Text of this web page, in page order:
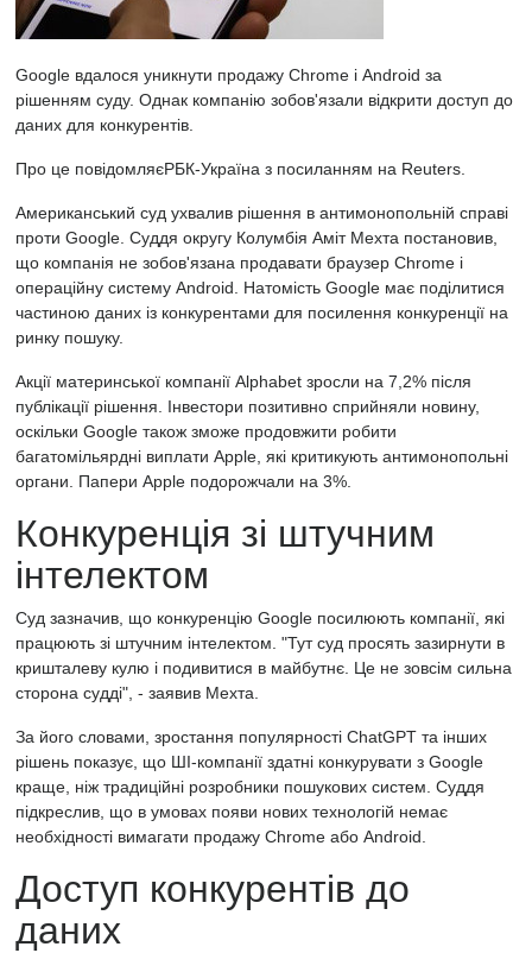
Google вдалося уникнути продажу Chrome і Android за
рішенням суду. Однак компанію зобов'язали відкрити доступ до
даних для конкурентів.
Про це повідомляєРБК-Україна з посиланням на Reuters.
Американський суд ухвалив рішення в антимонопольній справі
проти Google. Суддя округу Колумбія Аміт Мехта постановив,
що компанія не зобов'язана продавати браузер Chrome і
операційну систему Android. Натомість Google має поділитися
частиною даних із конкурентами для посилення конкуренції на
ринку пошуку.
Акції материнської компанії Alphabet зросли на 7,2% після
публікації рішення. Інвестори позитивно сприйняли новину,
оскільки Google також зможе продовжити робити
багатомільярдні виплати Apple, які критикують антимонопольні
органи. Папери Apple подорожчали на 3%.
Конкуренція зі штучним
інтелектом
Суд зазначив, що конкуренцію Google посилюють компанії, які
працюють зі штучним інтелектом. "Тут суд просять зазирнути в
кришталеву кулю і подивитися в майбутнє. Це не зовсім сильна
сторона судді", - заявив Мехта.
За його словами, зростання популярності ChatGPT та інших
рішень показує, що ШІ-компанії здатні конкурувати з Google
краще, ніж традиційні розробники пошукових систем. Суддя
підкреслив, що в умовах появи нових технологій немає
необхідності вимагати продажу Chrome або Android.
Доступ конкурентів до
даних